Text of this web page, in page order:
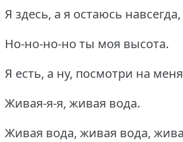
Я здесь, а я остаюсь
Но-но-но-но ты моя высота.
Я есть, а ну, посмотри на
Живая-я-я, живая вода.
Живая вода, живая вода,